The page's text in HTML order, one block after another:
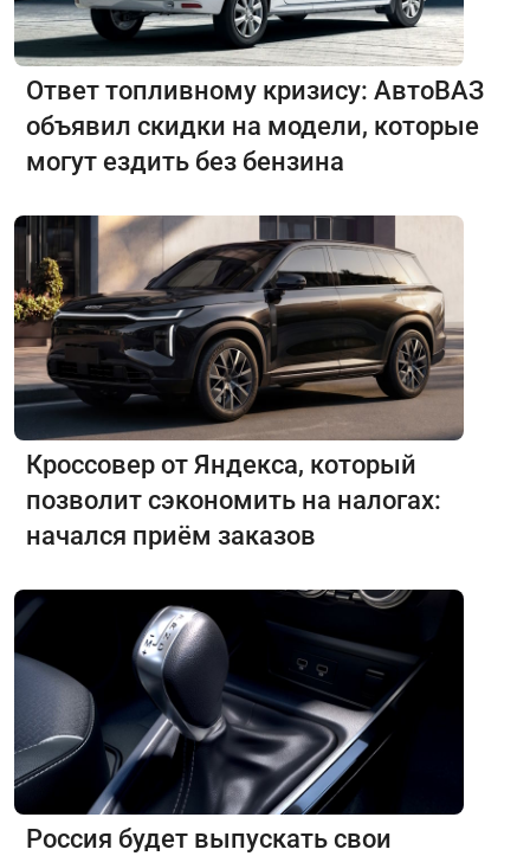
Ответ топливному кризису: АвтоВАЗ
объявил скидки на модели, которые
могут ездить без бензина
Кроссовер от Яндекса, который
позволит сэкономить на налогах:
начался приём заказов
Россия будет выпускать свои